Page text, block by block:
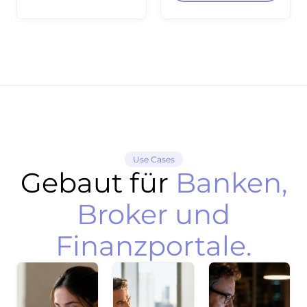
Use Cases
Gebaut für Banken,
Broker und
Finanzportale.